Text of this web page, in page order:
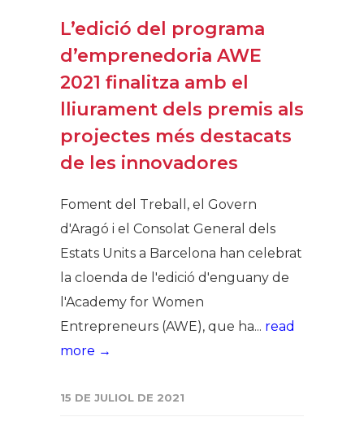
L’edició del programa
d’emprenedoria AWE
2021 finalitza amb el
lliurament dels premis als
projectes més destacats
de les innovadores
Foment del Treball, el Govern
d'Aragó i el Consolat General dels
Estats Units a Barcelona han celebrat
la cloenda de l'edició d'enguany de
l'Academy for Women
Entrepreneurs (AWE), que ha... read
more →
15 DE JULIOL DE 2021